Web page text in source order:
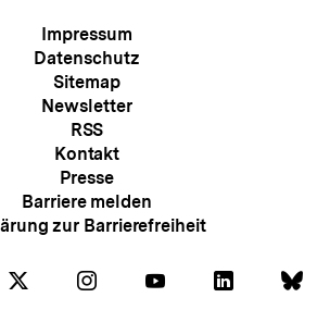
Meta-
Navigation
Impressum
Datenschutz
Sitemap
Newsletter
RSS
Kontakt
Presse
Barriere melden
zur Barrierefreiheit
Folgen Folgen
Auf
Folgen Folgen